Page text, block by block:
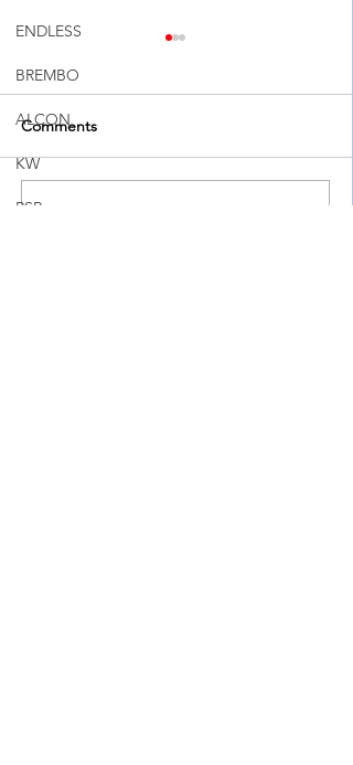
ENDLESS
BREMBO
ALCON
KW
RSR
Comments
Write a comment...